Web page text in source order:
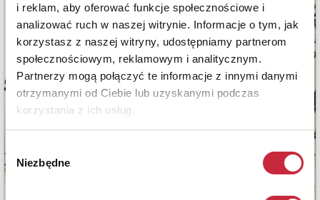
i reklam, aby oferować funkcje społecznościowe i
analizować ruch w naszej witrynie. Informacje o tym, jak
korzystasz z naszej witryny, udostępniamy partnerom
społecznościowym, reklamowym i analitycznym.
Partnerzy mogą połączyć te informacje z innymi danymi
otrzymanymi od Ciebie lub uzyskanymi podczas
korzystania z ich usług.
zgody
Niezbędne